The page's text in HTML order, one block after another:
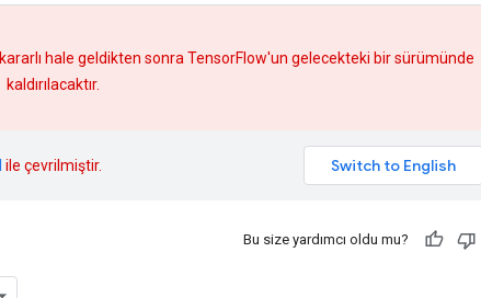
kararlı hale geldikten sonra TensorFlow'un gelecekteki bir sürümünde
kaldırılacaktır.
ile çevrilmiştir.
Bu size yardımcı oldu mu?